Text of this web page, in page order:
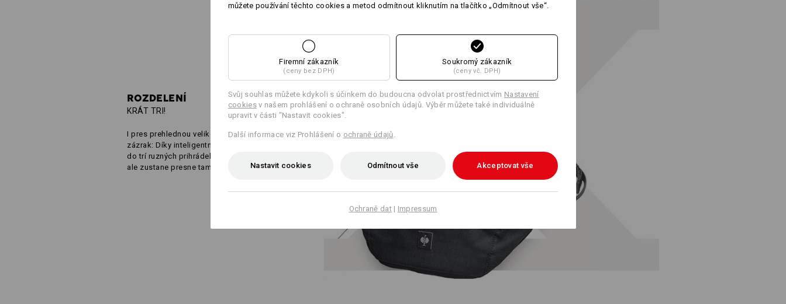
ROZDELENÍ
KRÁT TRI!
I pres prehlednou velikost malý prostorový
zázrak: Díky inteligentnímu rozdelení tašky
do trí ruzných prihrádek se nic nepomíchá,
ale zustane presne tam, kde to má být!
můžete používání těchto cookies a metod odmítnout kliknutím na tlačítko „Odmítnout vše“.
Firemní zákazník
(ceny bez DPH)
Soukromý zákazník
(ceny vč. DPH)
Svůj souhlas můžete kdykoli s účinkem do budoucna odvolat prostřednictvím Nastavení
cookiesv našem prohlášení o ochraně osobních údajů. Výběr můžete také individuálně
upravit v části "Nastavit cookies".
Další informace viz Prohlášení o ochraně údajů
Nastavit cookies Odmítnout vše Akceptovat vše
Ochraně dat| Impressum